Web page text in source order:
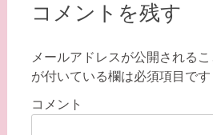
コメントを残す
メールアドレスが公開されるこ
が付いている欄は必須項目です
コメント